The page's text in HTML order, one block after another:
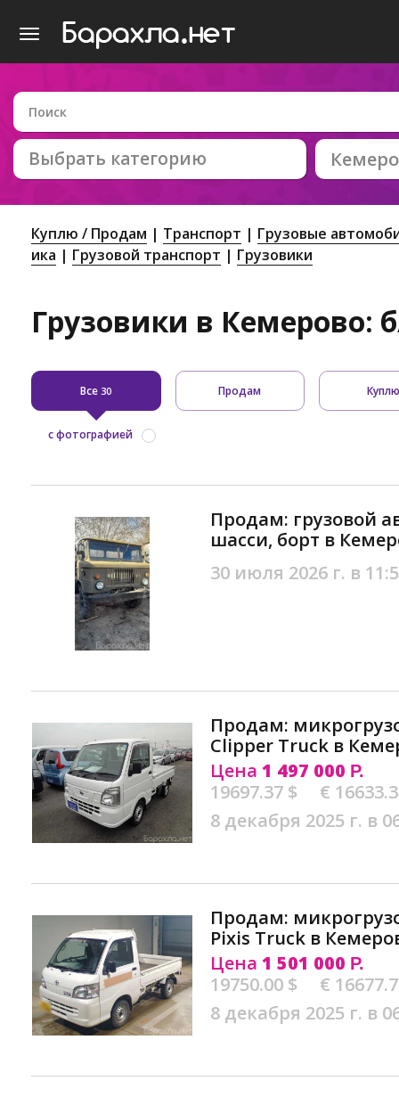
Выбрать категорию
Куплю / Продам Транспорт
Грузовые
ика
Грузовой транспорт Грузовики
Грузовики в Кемерово:
Все30 Продам
с фотографией
Продам: грузовой
шасси, борт в
30 июля 2026 г. в
Продам:
Clipper Truck в
Цена 1 497 000 Р.
19697.37 $
€
8 декабря 2025 г. в
Продам:
Pixis Truck в
Цена 1 501 000 Р.
19750.00 $
€
8 декабря 2025 г. в